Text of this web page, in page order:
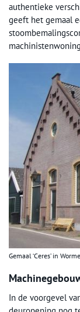
authentieke
geeft het gemaal
Gemaal ‘Ceres’ in
In de voorgevel